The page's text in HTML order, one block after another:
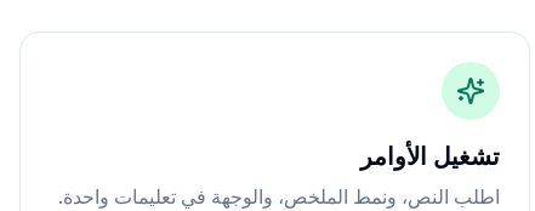
تشغيل الأوامر
اطلب النص، ونمط الملخص، والوجهة في تعليمات واحدة.